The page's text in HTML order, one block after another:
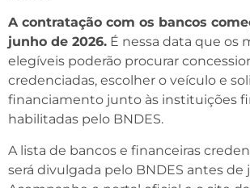
A contratação com os bancos
junho de 2026. É nessa data que os
elegíveis poderão procurar
credenciadas, escolher o veículo e
financiamento junto às instituições
habilitadas pelo BNDES.
A lista de bancos e financeiras
será divulgada pelo BNDES antes de